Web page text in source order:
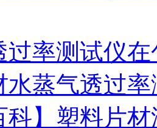
过率测试仪
水蒸气透过
科】塑料片